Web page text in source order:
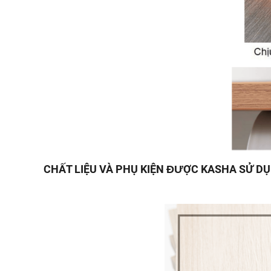
CHẤT LIỆU VÀ PHỤ KIỆN ĐƯỢC KASHA SỬ